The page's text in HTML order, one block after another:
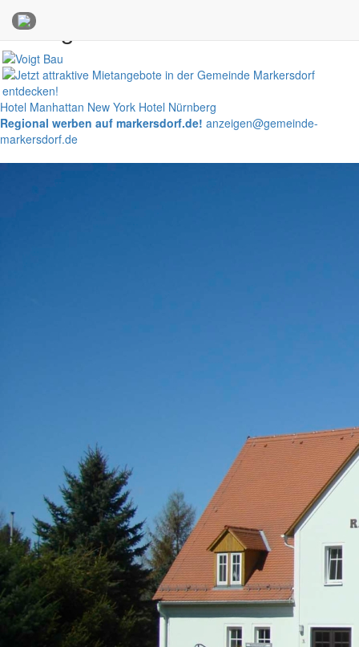
Anzeigen
Hotel Manhattan New York Hotel Nürnberg
Regional werben auf markersdorf.de! anzeigen@gemeinde-
markersdorf.de